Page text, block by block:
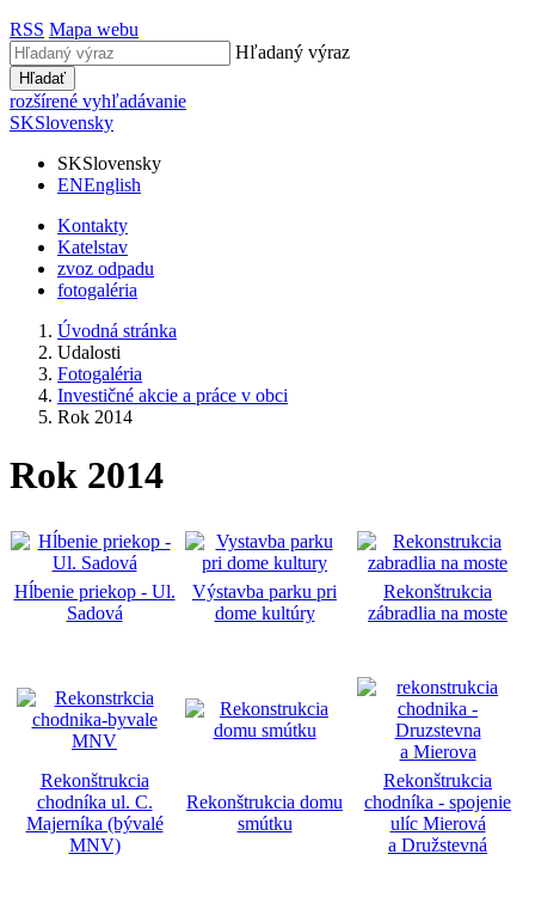
RSS Mapa webu
Hľadaný výraz
Hľadať
rozšírené vyhľadávanie
SKSlovensky
SKSlovensky
ENEnglish
Kontakty
Katelstav
zvoz odpadu
fotogaléria
Úvodná stránka
Udalosti
Fotogaléria
Investičné akcie a práce v obci
Rok 2014
Rok 2014
Hĺbenie priekop - Ul.
Sadová
Výstavba parku pri
dome kultúry
Rekonštrukcia
zábradlia na moste
Rekonštrukcia
chodníka ul. C.
Majerníka (bývalé
MNV)
Rekonštrukcia domu
smútku
Rekonštrukcia
chodníka - spojenie
ulíc Mierová
a Družstevná